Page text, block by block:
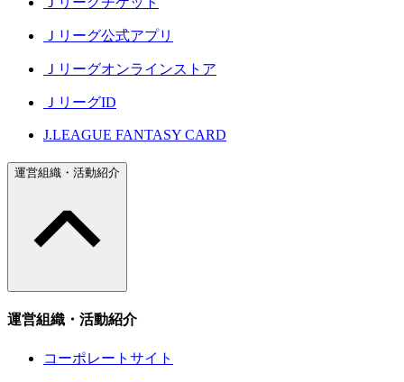
Ｊリーグ公式アプリ
Ｊリーグオンラインストア
ＪリーグID
J.LEAGUE FANTASY CARD
運営組織・活動紹介
運営組織・活動紹介
コーポレートサイト